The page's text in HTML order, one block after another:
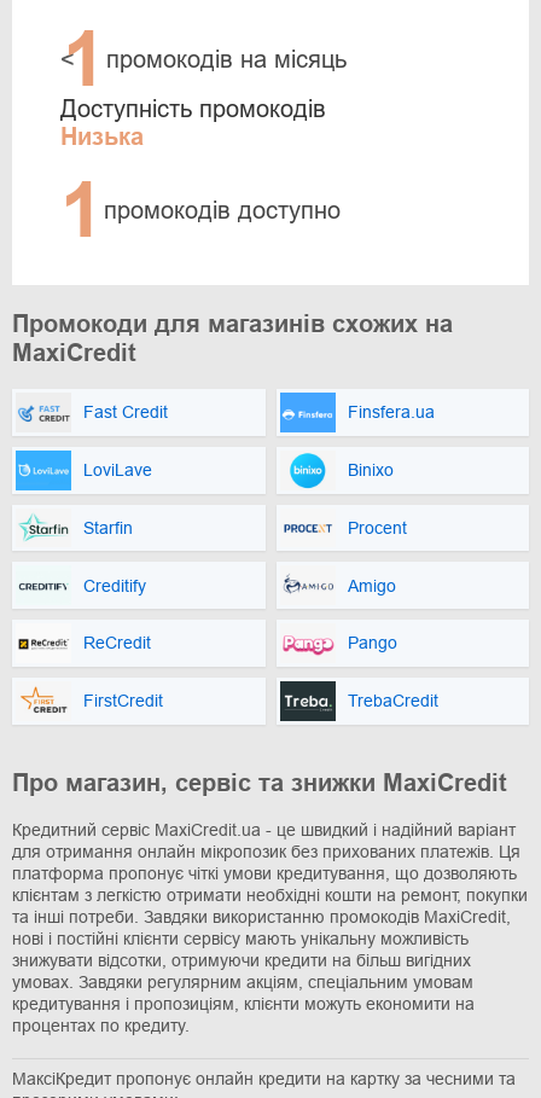
<
1 промокодів на місяць
Доступність промокодів
Низька
1 промокодів доступно
Промокоди для магазинів схожих на
MaxiCredit
Fast Credit Finsfera.ua
LoviLave Binixo
Starfin Procent
Creditify Amigo
ReCredit Pango
FirstCredit TrebaCredit
Про магазин, сервіс та знижки MaxiCredit
Кредитний сервіс MaxiCredit.ua - це швидкий і надійний варіант
для отримання онлайн мікропозик без прихованих платежів. Ця
платформа пропонує чіткі умови кредитування, що дозволяють
клієнтам з легкістю отримати необхідні кошти на ремонт, покупки
та інші потреби. Завдяки використанню промокодів MaxiCredit,
нові і постійні клієнти сервісу мають унікальну можливість
знижувати відсотки, отримуючи кредити на більш вигідних
умовах. Завдяки регулярним акціям, спеціальним умовам
кредитування і пропозиціям, клієнти можуть економити на
процентах по кредиту.
МаксіКредит пропонує онлайн кредити на картку за чесними та